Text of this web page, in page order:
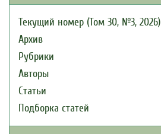
Текущий номер (Том 30, №3, 2026)
Архив
Рубрики
Авторы
Статьи
Подборка статей